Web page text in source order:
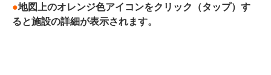
●地図上のオレンジ色アイコンをクリック（タップ）す
ると施設の詳細が表示されます。